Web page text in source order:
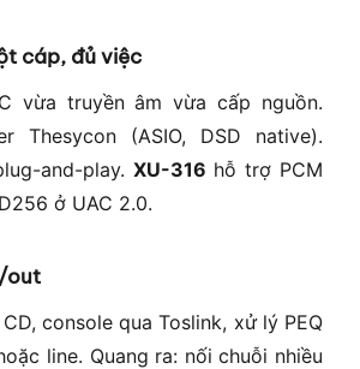
cáp, đủ việc
vừa truyền âm vừa cấp nguồn.
Thesycon (ASIO, DSD native).
and-play. XU-316 hỗ trợ PCM
ở UAC 2.0.
out
console qua Toslink, xử lý PEQ
line. Quang ra: nối chuỗi nhiều